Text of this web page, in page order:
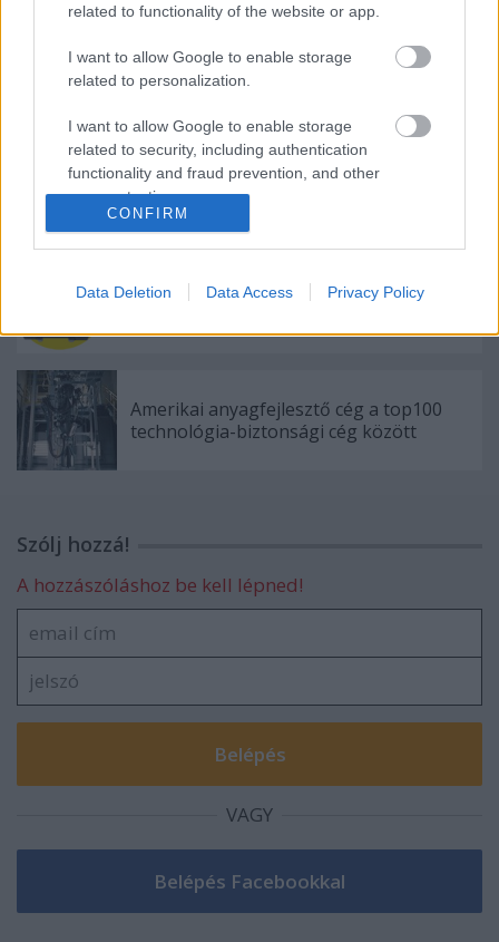
related to functionality of the website or app.
I want to allow Google to enable storage
related to personalization.
I want to allow Google to enable storage
related to security, including authentication
functionality and fraud prevention, and other
user protection.
CONFIRM
Data Deletion Data Access Privacy Policy
A SpaceX addítív gyártási partnersége a
Velo3D-vel
A Nano Dimension felvásárolja az első
hibrid, fém-kompozit nyomtatót
bemutató Markforgedot
A Wabtec additív megoldása jelentősen
Amerikai anyagfejlesztő cég a top100
technológia-biztonsági cég között
Szólj hozzá!
A hozzászóláshoz be kell lépned!
VAGY